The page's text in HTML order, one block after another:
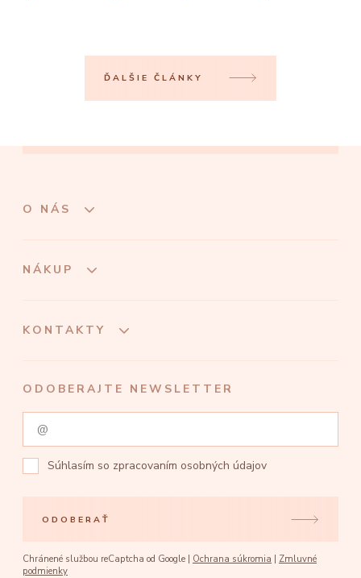
ĎALŠIE ČLÁNKY
O NÁS
NÁKUP
KONTAKTY
ODOBERAJTE NEWSLETTER
Súhlasím so zpracovaním osobných údajov
ODOBERAŤ
Chránené službou reCaptcha od Google | Ochrana súkromia
Zmluvné
podmienky